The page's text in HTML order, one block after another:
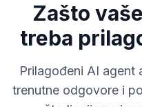
Zašto
treba
Prilagođeni AI agent
trenutne odgovore i